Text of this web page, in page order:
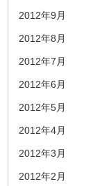
2012年9月
2012年8月
2012年7月
2012年6月
2012年5月
2012年4月
2012年3月
2012年2月